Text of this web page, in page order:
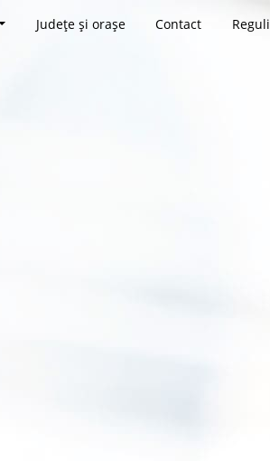
Județe și orașe Contact Reguli